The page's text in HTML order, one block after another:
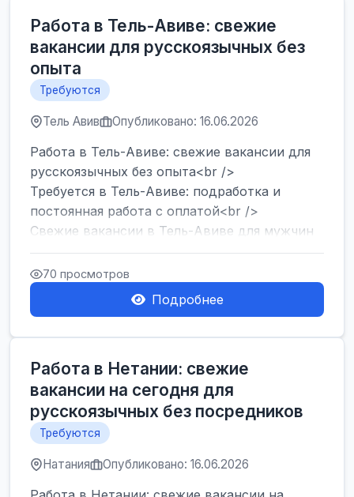
Работа в Тель-Авиве: свежие
вакансии для русскоязычных без
опыта
Требуются
Тель Авив Опубликовано: 16.06.2026
Работа в Тель-Авиве: свежие вакансии для
русскоязычных без опыта<br />
Требуется в Тель-Авиве: подработка и
постоянная работа с оплатой<br />
Свежие вакансии в Тель-Авиве для мужчин
и женщин от хозя...
70 просмотров
Подробнее
Работа в Нетании: свежие
вакансии на сегодня для
русскоязычных без посредников
Требуются
Натания Опубликовано: 16.06.2026